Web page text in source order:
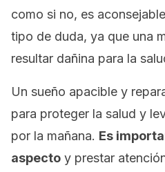
como si no, es
tipo de duda, ya que una
resultar dañina para la
Un sueño apacible y
para proteger la salud y
por la mañana. Es
aspecto y prestar